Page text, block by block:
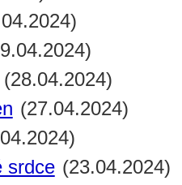
(28.04.2024)
(27.04.2024)
srdce (23.04.2024)